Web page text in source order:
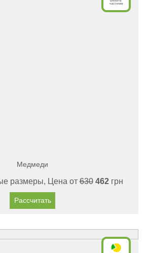
Медмеди
размеры, Цена от630 462грн
Рассчитать